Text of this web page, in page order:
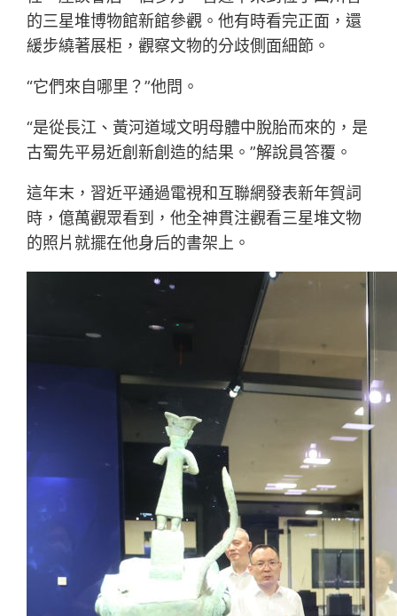
的三星堆博物館新館參觀。他有時看完正面，還
緩步繞著展柜，觀察文物的分歧側面細節。
“它們來自哪里？”他問。
“是從長江、黃河道域文明母體中脫胎而來的，是
古蜀先平易近創新創造的結果。”解說員答覆。
這年末，習近平通過電視和互聯網發表新年賀詞
時，億萬觀眾看到，他全神貫注觀看三星堆文物
的照片就擺在他身后的書架上。